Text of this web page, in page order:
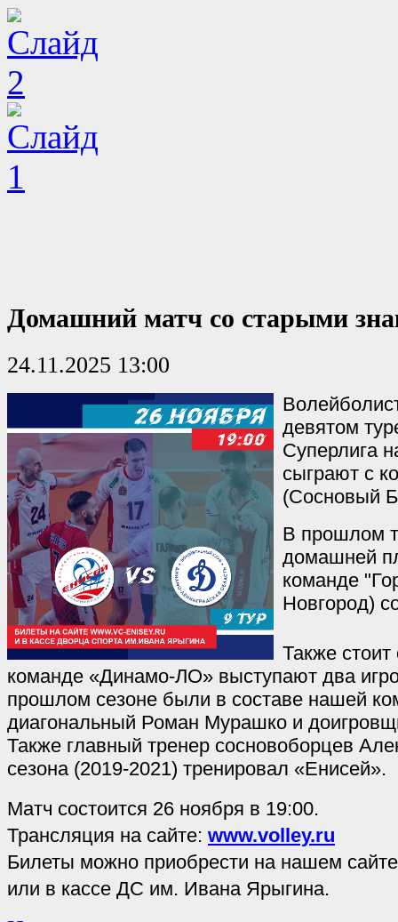
Домашний матч со старыми
24.11.2025 13:00
девятом
Суперлига
сыграют с
(Сосновый
В прошлом
домашней
команде
Новгород)
Также стоит
команде «Динамо-ЛО» выступают два
прошлом сезоне были в составе нашей
диагональный Роман Мурашко и
Также главный тренер сосновоборцев
сезона (2019-2021) тренировал «Енисей».
Матч состоится 26 ноября в 19:00.
Трансляция на сайте: www.volley.ru
Билеты можно приобрести на нашем
или в кассе ДС им. Ивана Ярыгина.